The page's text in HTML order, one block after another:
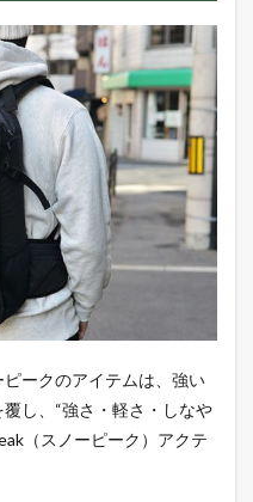
ークのアイテムは、強い
し、“強さ・軽さ・しなや
（スノーピーク）アクテ